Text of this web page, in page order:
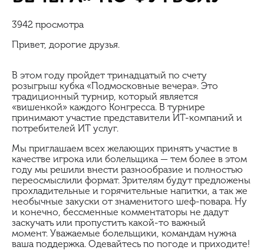
3942 просмотра
Привет, дорогие друзья.
В этом году пройдет тринадцатый по счету
розыгрыш кубка «Подмосковные вечера». Это
традиционный турнир, который является
«вишенкой» каждого Конгресса. В турнире
принимают участие представители ИТ-компаний и
потребителей ИТ услуг.
Мы приглашаем всех желающих принять участие в
качестве игрока или болельщика — тем более в этом
году мы решили внести разнообразие и полностью
переосмыслили формат. Зрителям будут предложены
прохладительные и горячительные напитки, а так же
необычные закуски от знаменитого шеф-повара. Ну
и конечно, бессменные комментаторы не дадут
заскучать или пропустить какой-то важный
момент. Уважаемые болельщики, командам нужна
ваша поддержка. Одевайтесь по погоде и приходите!